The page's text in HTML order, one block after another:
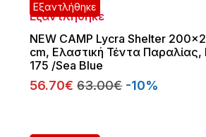
Εξαντλήθηκε
Εξαντλήθηκε
NEW CAMP Lycra Shelter
cm, Ελαστική Τέντα Παραλίας,
175 /Sea Blue
56.70€ 63.00€ -10%